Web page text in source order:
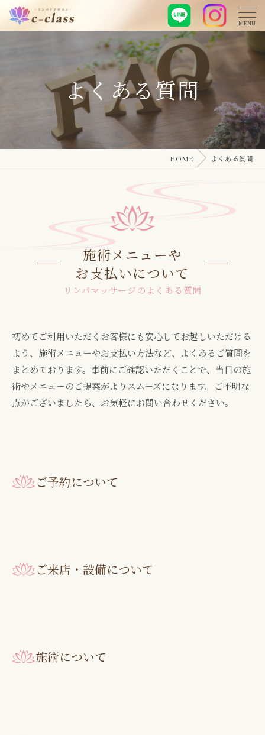
よくある質問
HOME よくある質問
施術メニューや
お支払いについて
リンパマッサージのよくある質問
初めてご利用いただくお客様にも安心してお越しいただける
よう、施術メニューやお支払い方法など、よくあるご質問を
まとめております。事前にご確認いただくことで、当日の施
術やメニューのご提案がよりスムーズになります。ご不明な
点がございましたら、お気軽にお問い合わせください。
ご予約について
ご来店・設備について
施術について